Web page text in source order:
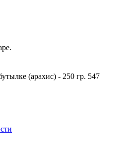
(арахис) - 250 гр. 547